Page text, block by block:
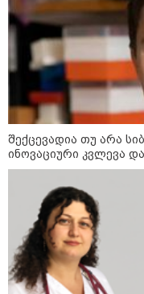
უძველესი სენი
ერთდროულად
ინფექციას
და რამდენად
შექცევადია თუ არა
ინოვაციური კვლევა